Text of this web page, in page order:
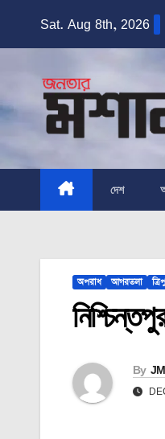
Sat. Aug 8th, 2026
দেশ
অপরাধ আগরতলা
By